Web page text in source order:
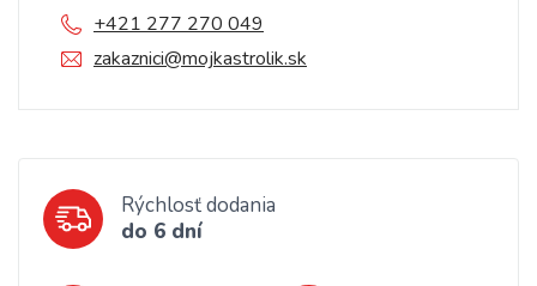
+421 277 270 049
zakaznici@mojkastrolik.sk
Rýchlosť dodania
do 6 dní